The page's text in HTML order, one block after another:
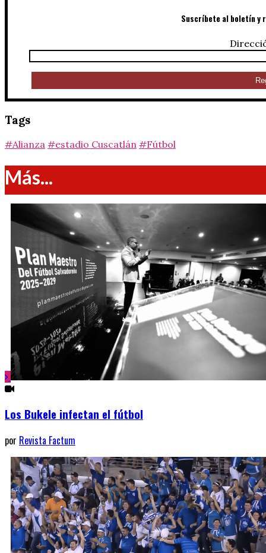
Suscríbete al boletín y
Tags
#Alianza #estadio Cuscatlán #Fútbol
Más...
Los Bukele infectan el fútbol
por Revista Factum